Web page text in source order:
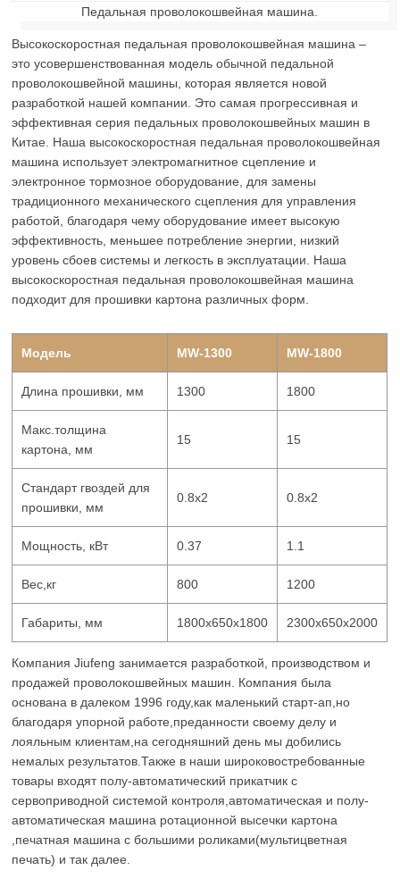
Педальная проволокошвейная машина.
Высокоскоростная педальная проволокошвейная машина –
это усовершенствованная модель обычной педальной
проволокошвейной машины, которая является новой
разработкой нашей компании. Это самая прогрессивная и
эффективная серия педальных проволокошвейных машин в
Китае. Наша высокоскоростная педальная проволокошвейная
машина использует электромагнитное сцепление и
электронное тормозное оборудование, для замены
традиционного механического сцепления для управления
работой, благодаря чему оборудование имеет высокую
эффективность, меньшее потребление энергии, низкий
уровень сбоев системы и легкость в эксплуатации. Наша
высокоскоростная педальная проволокошвейная машина
подходит для прошивки картона различных форм.
Модель MW-1300 MW-1800
Длина прошивки, мм 1300 1800
Макс.толщина
картона, мм
15 15
Стандарт гвоздей для
прошивки, мм
0.8x2 0.8x2
Мощность, кВт 0.37 1.1
Вес,кг 800 1200
Габариты, мм 1800x650x1800 2300x650x2000
Компания Jiufeng занимается разработкой, производством и
продажей проволокошвейных машин. Компания была
основана в далеком 1996 году,как маленький старт-ап,но
благодаря упорной работе,преданности своему делу и
лояльным клиентам,на сегодняшний день мы добились
немалых результатов.Также в наши широковостребованные
товары входят полу-автоматический прикатчик с
сервоприводной системой контроля,автоматическая и полу-
автоматическая машина ротационной высечки картона
,печатная машина с большими роликами(мультицветная
печать) и так далее.